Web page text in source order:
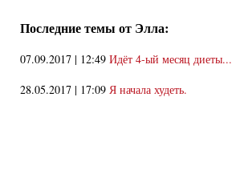
Последние темы от Элла:
07.09.2017 | 12:49 Идёт 4-ый месяц диеты...
28.05.2017 | 17:09 Я начала худеть.